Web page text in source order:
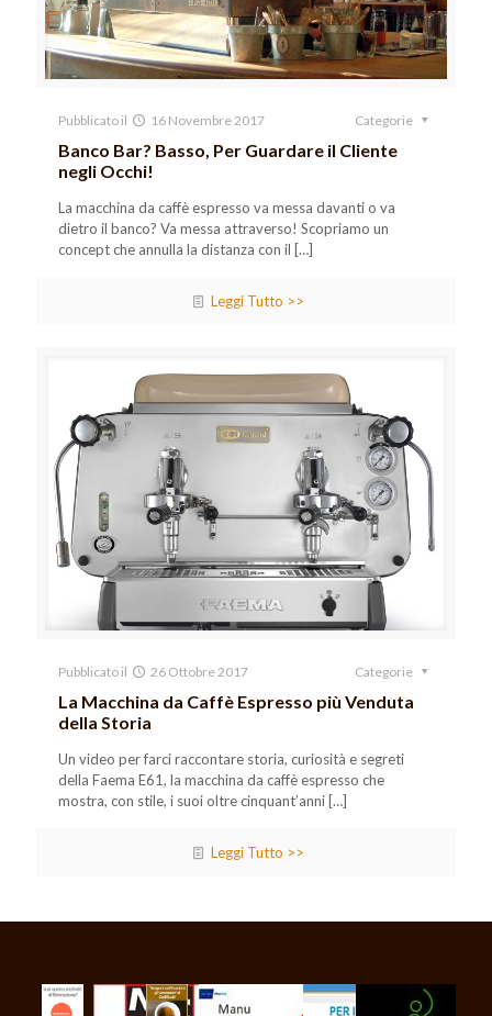
Pubblicato il 16 Novembre 2017 Categorie
Banco Bar? Basso, Per Guardare il Cliente
negli Occhi!
La macchina da caffè espresso va messa davanti o va
dietro il banco? Va messa attraverso! Scopriamo un
concept che annulla la distanza con il […]
Leggi Tutto >>
Pubblicato il 26 Ottobre 2017 Categorie
La Macchina da Caffè Espresso più Venduta
della Storia
Un video per farci raccontare storia, curiosità e segreti
della Faema E61, la macchina da caffè espresso che
mostra, con stile, i suoi oltre cinquant’anni […]
Leggi Tutto >>